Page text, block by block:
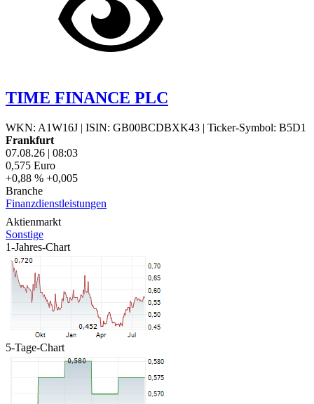
TIME FINANCE PLC
WKN: A1W16J | ISIN: GB00BCDBXK43 | Ticker-Symbol: B5D1
Frankfurt
07.08.26 | 08:03
0,575 Euro
+0,88 % +0,005
Branche
Finanzdienstleistungen
Aktienmarkt
Sonstige
1-Jahres-Chart
5-Tage-Chart